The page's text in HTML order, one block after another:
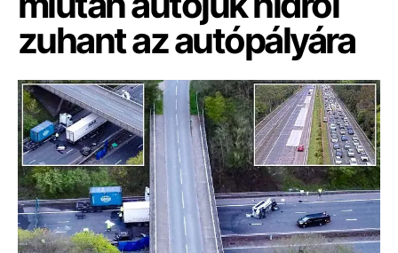
zuhant az autópályára